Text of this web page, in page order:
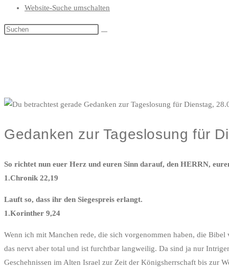
Website-Suche umschalten
Gedanken zur Tageslosung für
So richtet nun euer Herz und euren Sinn darauf, den HERRN,
1.Chronik 22,19
Lauft so, dass ihr den Siegespreis erlangt.
1.Korinther 9,24
Wenn ich mit Manchen rede, die sich vorgenommen haben, die
das nervt aber total und ist furchtbar langweilig. Da sind ja nur
Geschehnissen im Alten Israel zur Zeit der Königsherrschaft bis zur